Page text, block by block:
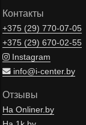
Контакты
+375 (29)770-07-05
+375 (29)670-02-55
Instagram
info@i-center.by
Отзывы
На Onliner.by